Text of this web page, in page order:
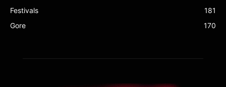
Festivals
181
Gore
170